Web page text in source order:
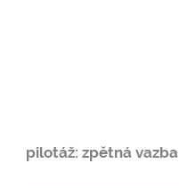
pilotáž: zpětná vazba